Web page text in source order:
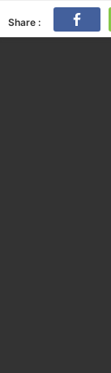
Share :